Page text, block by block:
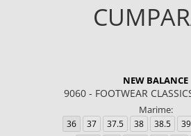
NEW BALANCE
9060 - FOOTWEAR
Marime:
36 37 37.5 38 38.5